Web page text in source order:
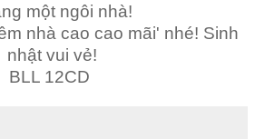
một ngôi nhà!
nhà cao cao mãi' nhé! Sinh
nhật vui vẻ!
BLL 12CD